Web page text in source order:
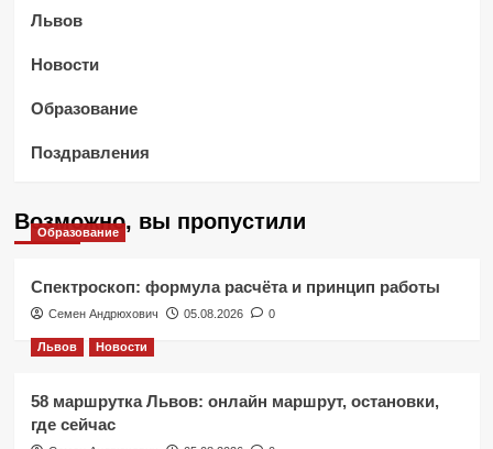
Львов
Новости
Образование
Поздравления
Возможно, вы пропустили
Образование
Спектроскоп: формула расчёта и принцип работы
Семен Андрюхович 05.08.2026 0
Львов Новости
58 маршрутка Львов: онлайн маршрут, остановки,
где сейчас